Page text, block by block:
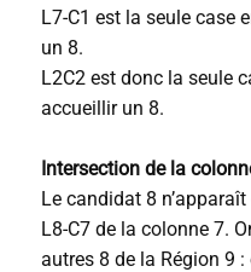
L7-C1 est la seule case
un 8.
L2C2 est donc la seule
accueillir un 8.
Intersection de la
Le candidat 8
L8-C7 de la colonne 7.
autres 8 de la Région 9 :